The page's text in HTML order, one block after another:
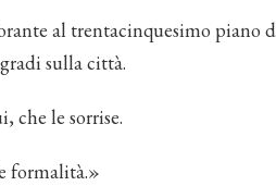
al trentacinquesimo piano
sulla città.
che le sorrise.
formalità.»